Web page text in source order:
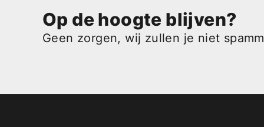
Op de hoogte blijven?
Geen zorgen, wij zullen je niet